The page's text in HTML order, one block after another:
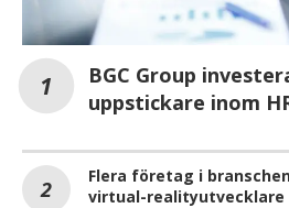
BGC Group
uppstickare inom
Flera företag i
virtual-realityutvecklare